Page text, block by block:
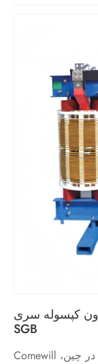
کپسوله سری
SGB
Comewill به عنوان یک تولید کننده حرفه ای در چین،